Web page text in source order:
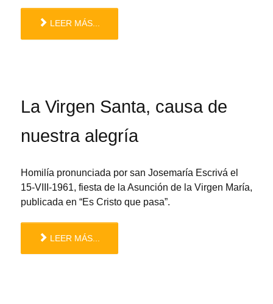
LEER MÁS...
La Virgen Santa, causa de
nuestra alegría
Homilía pronunciada por san Josemaría Escrivá el
15-VIII-1961, fiesta de la Asunción de la Virgen María,
publicada en “Es Cristo que pasa”.
LEER MÁS...